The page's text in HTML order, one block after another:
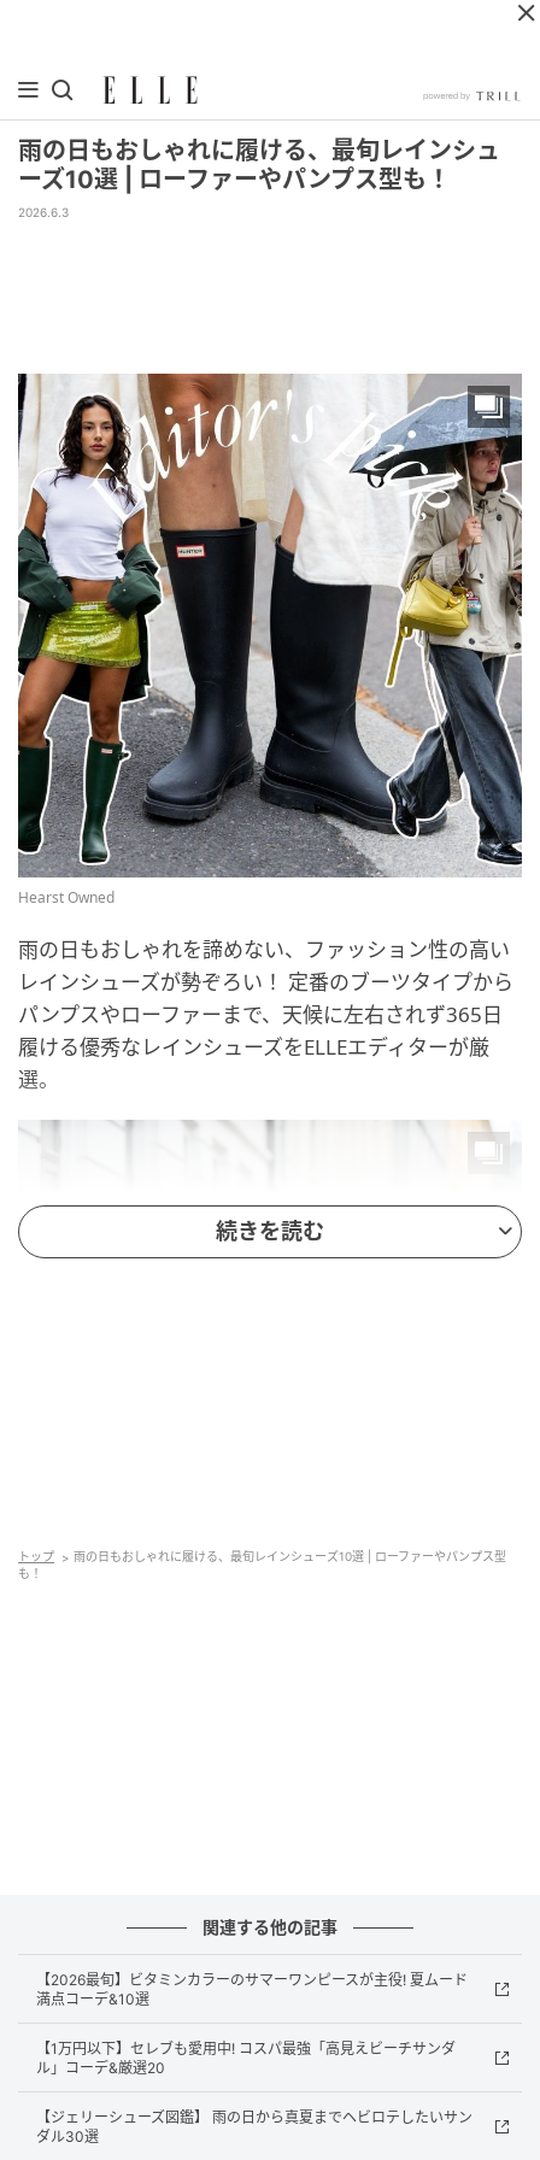
雨の日もおしゃれに履ける、最旬レインシュ
ーズ10選 | ローファーやパンプス型も！
2026.6.3
Hearst Owned
雨の日もおしゃれを諦めない、ファッション性の高い
レインシューズが勢ぞろい！ 定番のブーツタイプから
パンプスやローファーまで、天候に左右されず365日
履ける優秀なレインシューズをELLEエディターが厳
選。
レインシューズの最旬コーデ
英国王室御用達ブランド「ハンター」のレインシュー
ズがトレンチコートとマッチ。ショートパンツがトラ
ッドなムードをやわらげ、ヘルシーな抜け感をプラ
ス。
続きを読む
トップ
雨の日もおしゃれに履ける、最旬レインシューズ10選 | ローファーやパンプス型
も！
関連する他の記事
【2026最旬】ビタミンカラーのサマーワンピースが主役! 夏ムード
満点コーデ&10選
【1万円以下】セレブも愛用中! コスパ最強「高見えビーチサンダ
ル」コーデ&厳選20
【ジェリーシューズ図鑑】 雨の日から真夏までヘビロテしたいサン
ダル30選